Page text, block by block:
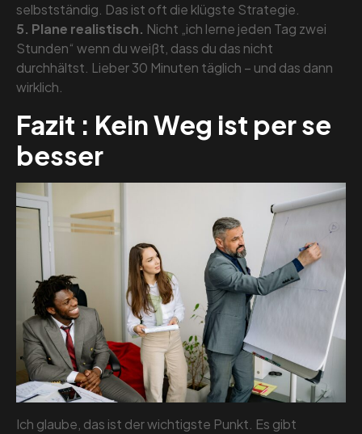
selbstständig. Das ist oft die klügste Strategie.
5. Plane realistisch. Nicht „ich lerne jeden Tag zwei
Stunden“ wenn du weißt, dass du das nicht
durchhältst. Lieber 30 Minuten täglich – und das dann
wirklich.
Fazit : Kein Weg ist per se
besser
Ich glaube, das ist der wichtigste Punkt. Es gibt